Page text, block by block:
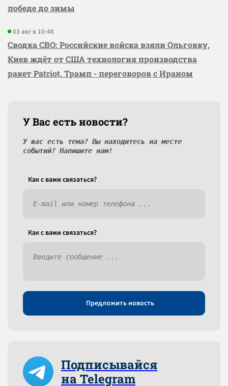
победе до зимы
03 авг в 10:48
Сводка СВО: Российские войска взяли Ольговку,
Киев ждёт от США технология производства
ракет Patriot, Трамп - переговоров с Ираном
У Вас есть новости?
У вас есть тема? Вы находитесь на месте
событий? Напишите нам!
Как c вами связаться?
Как c вами связаться?
Предложить новость
Подписывайся
на Telegram